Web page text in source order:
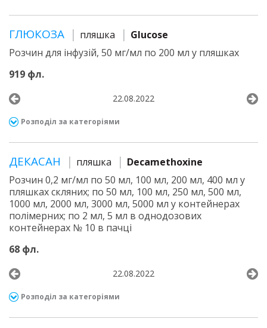
ГЛЮКОЗА пляшка
Glucose
Розчин для інфузій, 50 мг/мл по 200 мл у пляшках
919 фл.
22.08.2022
Розподіл за категоріями
ДЕКАСАН пляшка
Decamethoxine
Розчин 0,2 мг/мл по 50 мл, 100 мл, 200 мл, 400 мл у
пляшках скляних; по 50 мл, 100 мл, 250 мл, 500 мл,
1000 мл, 2000 мл, 3000 мл, 5000 мл у контейнерах
полімерних; по 2 мл, 5 мл в однодозових
контейнерах № 10 в пачці
68 фл.
22.08.2022
Розподіл за категоріями